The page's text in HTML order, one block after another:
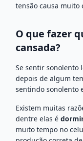
tensão causa muito
O que fazer
cansada?
Se sentir sonolento
depois de algum
sentindo sonolento
Existem muitas
dentre elas é
muito tempo no